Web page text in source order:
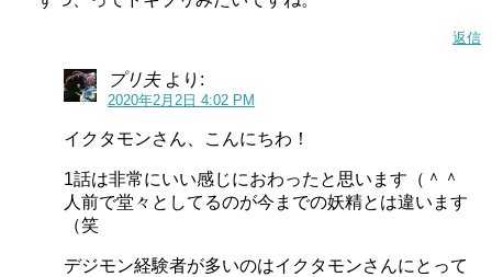
返信
プリ夫 より:
2020年2月2日 4:02 PM
イクタモンさん、こんにちわ！
1話は非常にいい感じにおわったと思います（＾＾
人前で堂々としてるのが今までの妖精とは違います
（笑
デジモン経験者が多いのはイクタモンさんにとって